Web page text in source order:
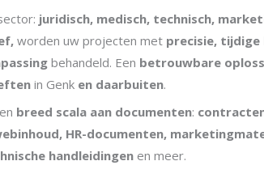
juridisch, medisch, technisch,
worden uw projecten met precisie, tijdige
behandeld. Een betrouwbare
in Genk en daarbuiten.
breed scala aan documenten:
HR-documenten,
handleidingen en meer.